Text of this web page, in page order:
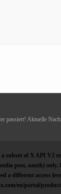
passiert! Aktuelle
a subset of X API V2
post, oauth) only.
a different access
en/portal/product